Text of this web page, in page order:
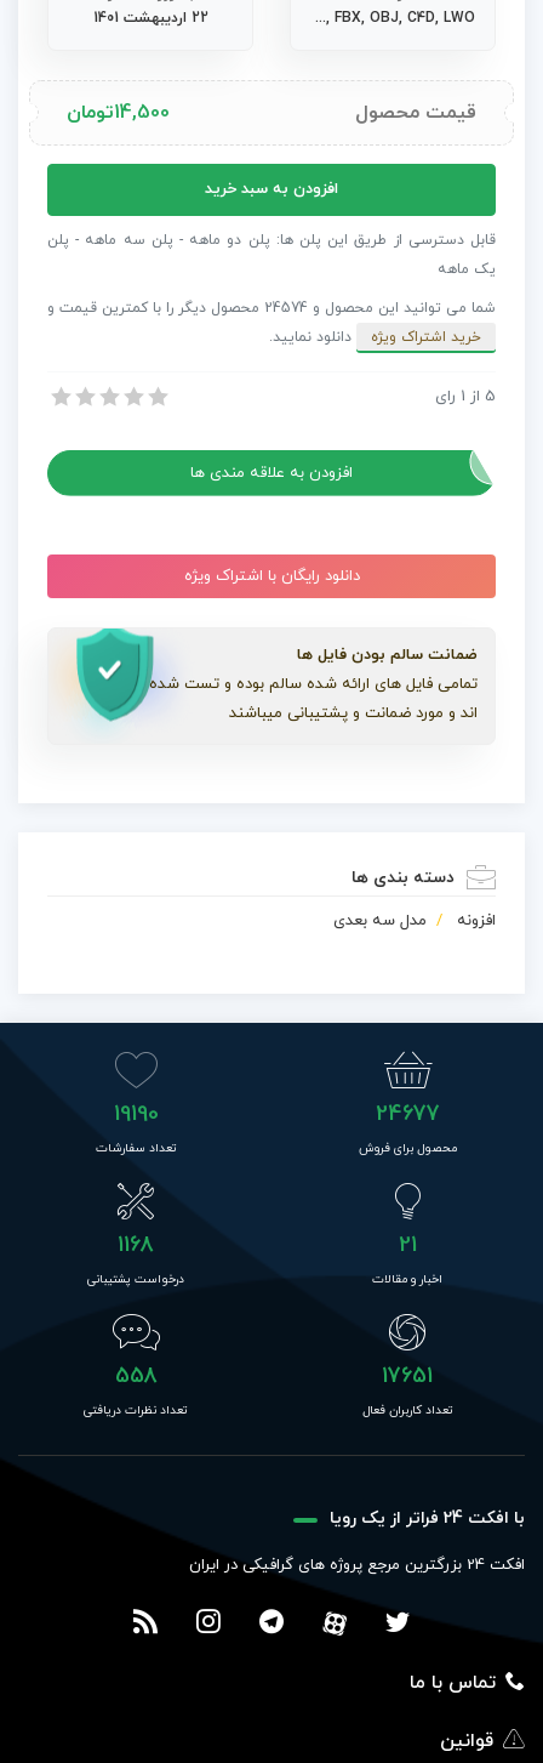
MAX, 3DS, FBX, OBJ, C4D, LWO
22 اردیبهشت 1401
قیمت محصول 14,500تومان
بعدی
خودرو
Chevrolet
Silverado
RST
عدد
افزودن به سبد خرید
قابل دسترسی از طریق این پلن ها: پلن دو ماهه - پلن سه ماهه - پلن
یک ماهه
شما می توانید این محصول و 24574 محصول دیگر را با کمترین قیمت و
خرید اشتراک ویژه
دانلود نمایید.
مدل سه بعدی خودرو شورلت Chevrolet Silverado Crew RST 2019
5 از 1 رای
افزودن به علاقه مندی ها
دانلود رایگان با اشتراک ویژه
ضمانت سالم بودن فایل ها
تمامی فایل های ارائه شده سالم بوده و تست شده
اند و مورد ضمانت و پشتیبانی میباشند
دسته بندی ها
افزونه مدل سه بعدی
24677
محصول برای فروش
19190
تعداد سفارشات
21
اخبار و مقالات
1168
درخواست پشتیبانی
17651
تعداد کاربران فعال
558
تعداد نظرات دریافتی
با افکت 24 فراتر از یک رویا
افکت 24 بزرگترین مرجع پروژه های گرافیکی در ایران
تماس با ما
قوانین